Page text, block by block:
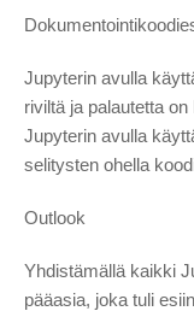
Jupyterin avulla
riviltä ja palautetta
Jupyterin avulla
selitysten ohella
Outlook
Yhdistämällä kaikki
pääasia, joka tuli